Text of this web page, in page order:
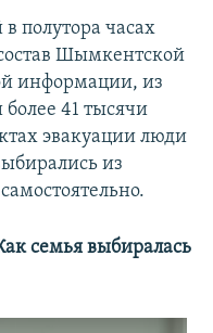
полутора часах
Шымкентской
информации, из
41 тысячи
эвакуации люди
из
семья выбиралась